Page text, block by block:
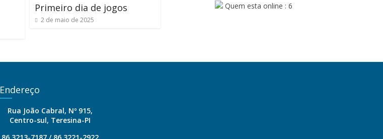
Primeiro dia de jogos
2 de maio de 2025
Quem esta online : 6
Endereço
Rua João Cabral, Nº 915,
Centro-sul, Teresina-PI